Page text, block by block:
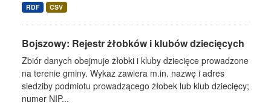
RDF CSV
Bojszowy: Rejestr żłobków i klubów dziecięcych
Zbiór danych obejmuje żłobki i kluby dziecięce prowadzone
na terenie gminy. Wykaz zawiera m.in. nazwę i adres
siedziby podmiotu prowadzącego żłobek lub klub dziecięcy;
numer NIP...